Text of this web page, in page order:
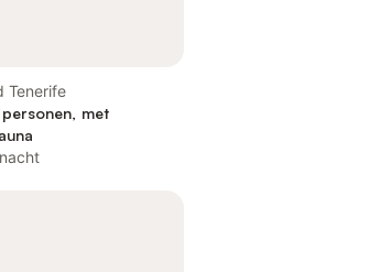
Tenerife
met